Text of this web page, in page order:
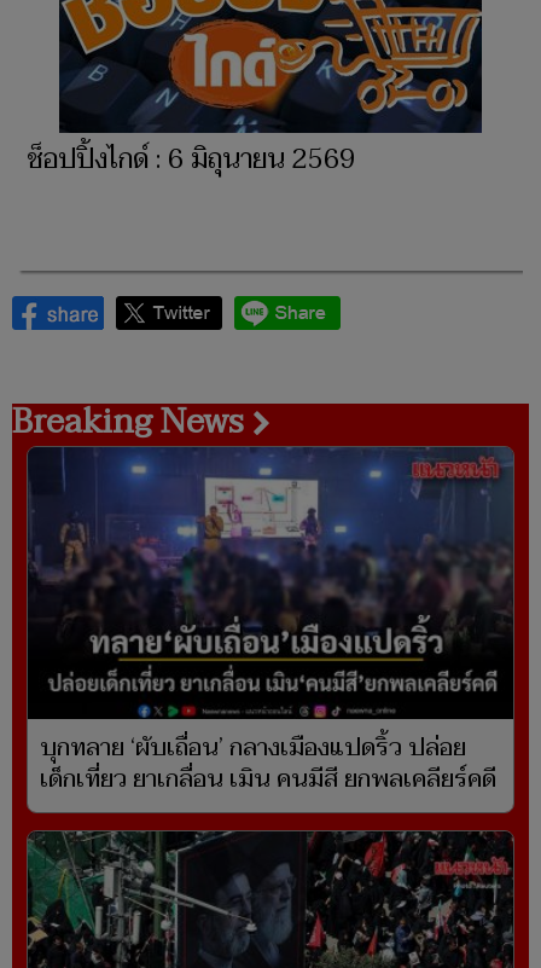
ช็อปปิ้งไกด์ : 6 มิถุนายน 2569
Breaking News
บุกทลาย ‘ผับเถื่อน’ กลางเมืองแปดริ้ว ปล่อย
เด็กเที่ยว ยาเกลื่อน เมิน คนมีสี ยกพลเคลียร์คดี